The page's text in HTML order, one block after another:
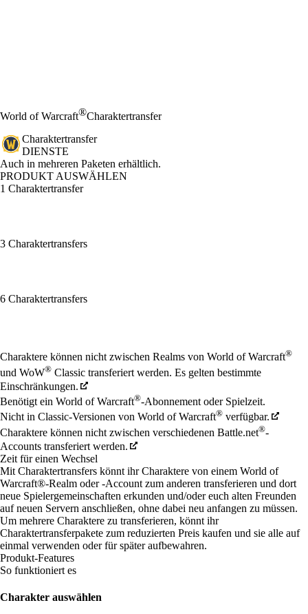
World of Warcraft®Charaktertransfer
Charaktertransfer
DIENSTE
Product Notification
Auch in mehreren Paketen erhältlich.
PRODUKT AUSWÄHLEN
1 Charaktertransfer
3 Charaktertransfers
6 Charaktertransfers
Available actions
Charaktere können nicht zwischen Realms von World of Warcraft®
und WoW® Classic transferiert werden. Es gelten bestimmte
Einschränkungen.
Benötigt ein World of Warcraft®-Abonnement oder Spielzeit.
Nicht in Classic-Versionen von World of Warcraft® verfügbar.
Charaktere können nicht zwischen verschiedenen Battle.net®-
Accounts transferiert werden.
Zeit für einen Wechsel
Mit Charaktertransfers könnt ihr Charaktere von einem World of
Warcraft®-Realm oder -Account zum anderen transferieren und dort
neue Spielergemeinschaften erkunden und/oder euch alten Freunden
auf neuen Servern anschließen, ohne dabei neu anfangen zu müssen.
Um mehrere Charaktere zu transferieren, könnt ihr
Charaktertransferpakete zum reduzierten Preis kaufen und sie alle auf
einmal verwenden oder für später aufbewahren.
Produkt-Features
So funktioniert es
Charakter auswählen